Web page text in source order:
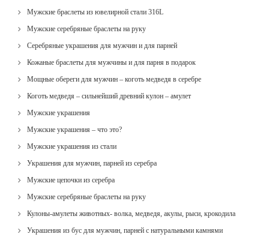
Мужские браслеты из ювелирной стали 316L
Мужские серебряные браслеты на руку
Серебряные украшения для мужчин и для парней
Кожаные браслеты для мужчины и для парня в подарок
Мощные обереги для мужчин – коготь медведя в серебре
Коготь медведя – сильнейший древний кулон – амулет
Мужские украшения
Мужские украшения – что это?
Мужские украшения из стали
Украшения для мужчин, парней из серебра
Мужские цепочки из серебра
Мужские серебряные браслеты на руку
Кулоны-амулеты животных- волка, медведя, акулы, рыси, крокодила
Украшения из бус для мужчин, парней с натуральными камнями